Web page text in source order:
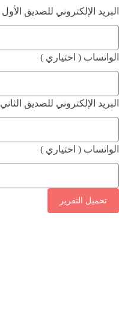
البريد الإلكتروني للصديق الأول
الواتساب ( اختياري )
البريد الإلكتروني للصديق الثاني
الواتساب ( اختياري )
تحميل التقرير